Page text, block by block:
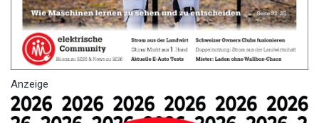
Anzeige